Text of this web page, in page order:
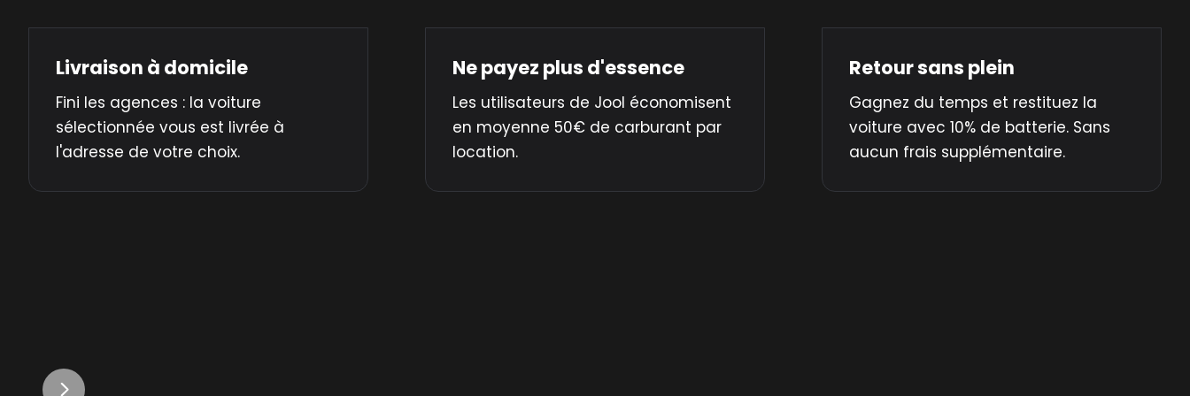
Livraison à domicile
Fini les agences : la voiture
sélectionnée vous est livrée à
l'adresse de votre choix.
Ne payez plus d'essence
Les utilisateurs de Jool économisent
en moyenne 50€ de carburant par
location.
Retour sans plein
Gagnez du temps et restituez la
voiture avec 10% de batterie. Sans
aucun frais supplémentaire.